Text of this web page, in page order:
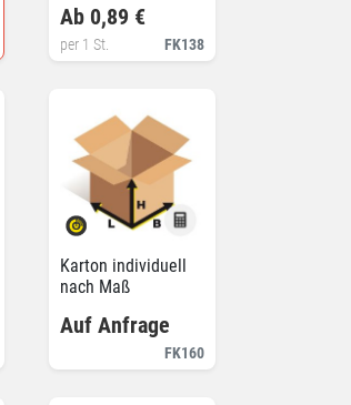
FK138
Ab 0,89 €
per 1 St.
Karton individuell
nach Maß
FK160
Auf Anfrage